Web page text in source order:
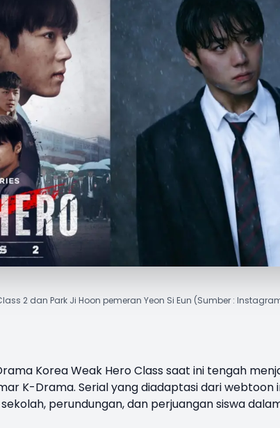
2 dan Park Ji Hoon pemeran Yeon Si Eun (Sumber :
KoreaWeak Hero Classsaat ini tengah
K-Drama. Serial yang diadaptasi dari webtoon
perundungan, dan perjuangan siswa